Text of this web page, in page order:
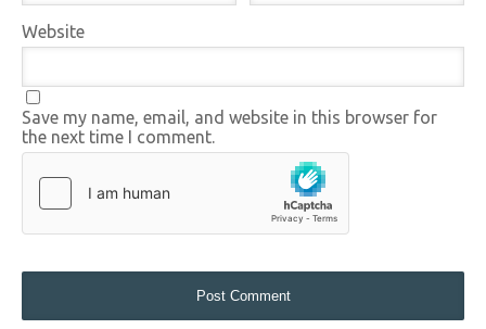
Website
Save my name, email, and website in this browser for
the next time I comment.